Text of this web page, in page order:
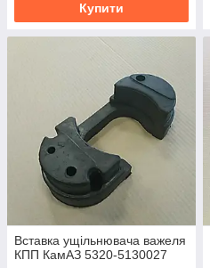
Купити
Вставка ущільнювача важеля
КПП КамАЗ 5320-5130027